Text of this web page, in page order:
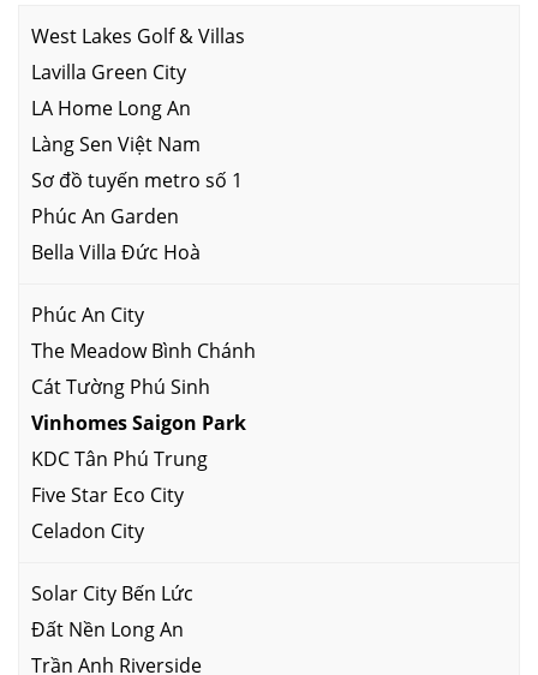
West Lakes Golf & Villas
Lavilla Green City
LA Home Long An
Làng Sen Việt Nam
Sơ đồ tuyến metro số 1
Phúc An Garden
Bella Villa Đức Hoà
Phúc An City
The Meadow Bình Chánh
Cát Tường Phú Sinh
Vinhomes Saigon Park
KDC Tân Phú Trung
Five Star Eco City
Celadon City
Solar City Bến Lức
Đất Nền Long An
Trần Anh Riverside